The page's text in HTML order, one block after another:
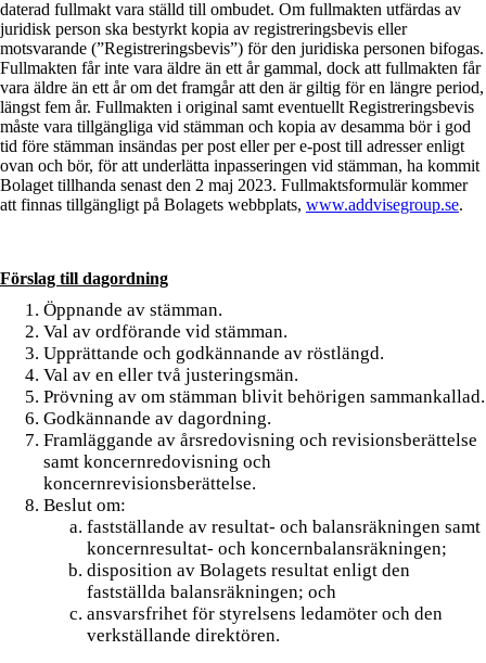
daterad fullmakt vara ställd till ombudet. Om fullmakten utfärdas av
juridisk person ska bestyrkt kopia av registreringsbevis eller
motsvarande (”Registreringsbevis”) för den juridiska personen bifogas.
Fullmakten får inte vara äldre än ett år gammal, dock att fullmakten får
vara äldre än ett år om det framgår att den är giltig för en längre period,
längst fem år. Fullmakten i original samt eventuellt Registreringsbevis
måste vara tillgängliga vid stämman och kopia av desamma bör i god
tid före stämman insändas per post eller per e-post till adresser enligt
ovan och bör, för att underlätta inpasseringen vid stämman, ha kommit
Bolaget tillhanda senast den 2 maj 2023. Fullmaktsformulär kommer
att finnas tillgängligt på Bolagets webbplats, www.addvisegroup.se.
Förslag till dagordning
Öppnande av stämman.
Val av ordförande vid stämman.
Upprättande och godkännande av röstlängd.
Val av en eller två justeringsmän.
Prövning av om stämman blivit behörigen sammankallad.
Godkännande av dagordning.
Framläggande av årsredovisning och revisionsberättelse
samt koncernredovisning och
koncernrevisionsberättelse.
Beslut om:
fastställande av resultat- och balansräkningen samt
koncernresultat- och koncernbalansräkningen;
disposition av Bolagets resultat enligt den
fastställda balansräkningen; och
ansvarsfrihet för styrelsens ledamöter och den
verkställande direktören.